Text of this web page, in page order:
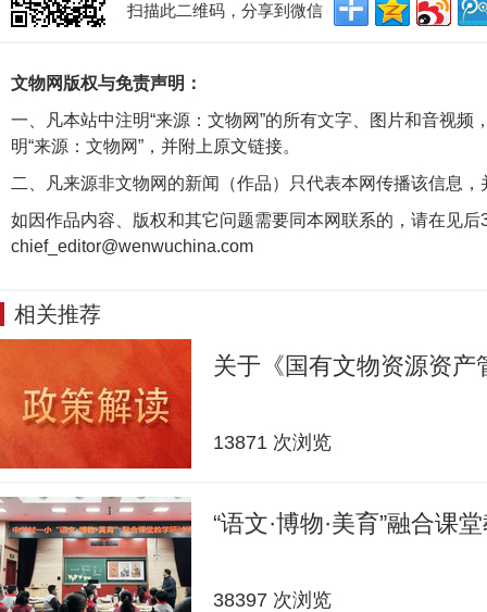
扫描此二维码，分享到微信
文物网版权与免责声明：
一、凡本站中注明“来源：文物网”的所有文字、图片和音视
明“来源：文物网”，并附上原文链接。
二、凡来源非文物网的新闻（作品）只代表本网传播该信息
如因作品内容、版权和其它问题需要同本网联系的，请在见后
chief_editor@wenwuchina.com
相关推荐
关于《国有文物资源资
13871 次浏览
“语文·博物·美育”融合课
38397 次浏览